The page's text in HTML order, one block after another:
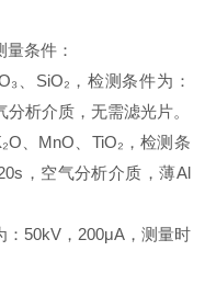
条件：
、SiO₂，检测条件为：
析介质，无需滤光片。
、MnO、TiO₂，检测条
，空气分析介质，薄Al
：50kV，200μA，测量时